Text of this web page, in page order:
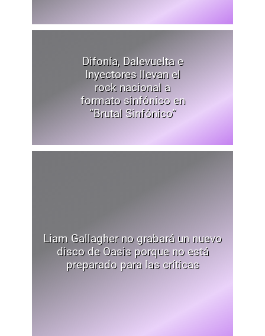
Difonía, Dalevuelta e
Inyectores llevan el
rock nacional a
formato sinfónico en
“Brutal Sinfónico”
Liam Gallagher no grabará un nuevo
disco de Oasis porque no está
preparado para las críticas